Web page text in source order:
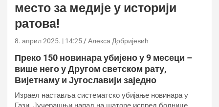
место за медије у историји
ратова!
8. април 2025. | 14:25 Алекса Добријевић
Преко 150 новинара убијено у 9 месеци –
више него у Другом светском рату,
Вијетнаму и Југославији заједно
Израел наставља систематско убијање новинара у